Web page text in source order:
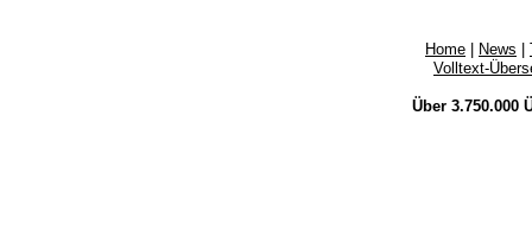
Home News
Volltext-
Über 3.750.000